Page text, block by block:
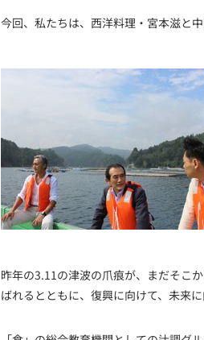
今回、私たちは、西洋料理・宮本滋と
昨年の3.11の津波の爪痕が、まだそこ
ばれるとともに、復興に向けて、未来